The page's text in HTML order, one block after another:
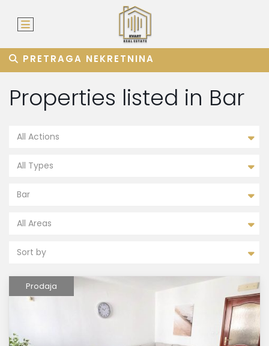
PRETRAGA NEKRETNINA
Properties listed in Bar
All Actions
All Types
Bar
All Areas
Sort by
Prodaja